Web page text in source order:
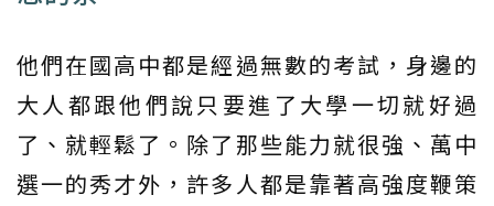
他們在國高中都是經過無數的考試，身邊的
大人都跟他們說只要進了大學一切就好過
了、就輕鬆了。除了那些能力就很強、萬中
選一的秀才外，許多人都是靠著高強度鞭策